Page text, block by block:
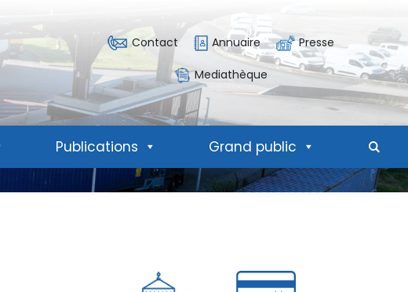
Contact Annuaire Presse
Mediathèque
Publications Grand public